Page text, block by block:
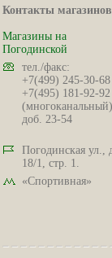
Контакты
Магазины на
Погодинской
тел./факс:
+7(499) 245-30-68
+7(495) 181-92-92
(многоканальный)
доб. 23-54
Погодинская ул.,
18/1, стр. 1.
«Спортивная»